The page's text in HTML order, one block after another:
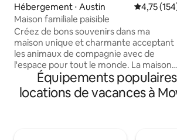
Hébergement ⋅ Austin
4,75
Maison familiale paisible
Créez de bons souvenirs dans ma
maison unique et charmante acceptant
les animaux de compagnie avec de
l'espace pour tout le monde. La maison
est nichée dans un quartier calme et
charmant du sud-ouest d'Austin. Vous
êtes à quelques pas de nombreux parcs,
Équipements
locations de vacances à